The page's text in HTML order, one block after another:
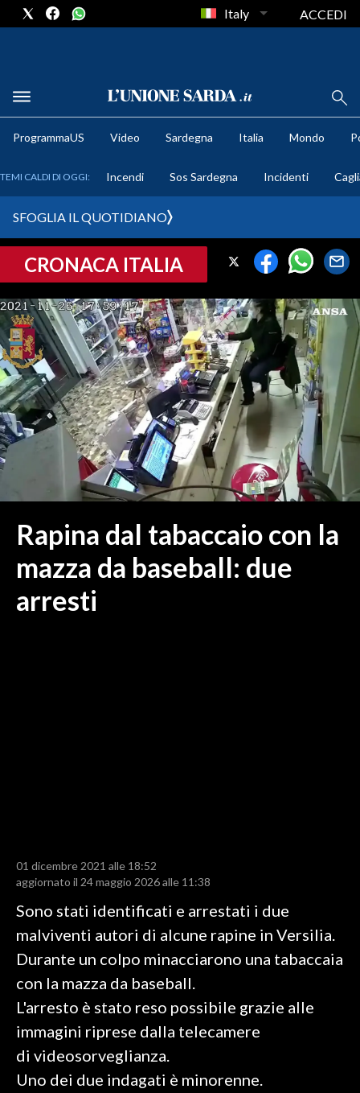
METEO
CRONACA SARDEGNA
PROVINCIA DI CAGLIARI
SULCIS IGLESIENTE
MEDIO CAMPIDANO
ORISTANO E PROVINCIA
SASSARI E PROVINCIA
GALLURA
NUORO E PROVINCIA
OGLIASTRA
CRONACA
ITALIA
MONDO
RISULTATI E CLASSIFICHE
CALCIO REGIONALE
BASKET
VOLLEY
MOTORI
TENNIS
ALTRI SPORT
CULTURA
Italy ACCEDI
ProgrammaUS Video Sardegna Italia Mondo
TEMI CALDI DI OGGI: Incendi Sos Sardegna Incidenti
SFOGLIA IL QUOTIDIANO
CRONACA ITALIA
Rapina dal tabaccaio con la
mazza da baseball: due
arresti
01 dicembre 2021 alle 18:52
aggiornato il 24 maggio 2026 alle 11:38
Sono stati identificati e arrestati i due
malviventi autori di alcune rapine in Versilia.
Durante un colpo minacciarono una tabaccaia
con la mazza da baseball.
L'arresto è stato reso possibile grazie alle
immagini riprese dalla telecamere
di videosorveglianza.
Uno dei due indagati è minorenne.